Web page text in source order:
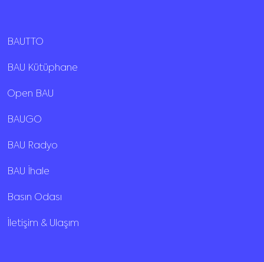
BAUTTO
BAU Kütüphane
Open BAU
BAUGO
BAU Radyo
BAU İhale
Basın Odası
İletişim & Ulaşım